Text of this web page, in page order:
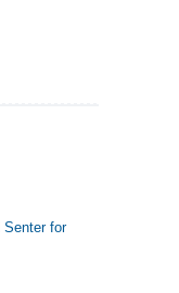
Senter for